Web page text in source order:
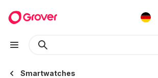
Smartwatches